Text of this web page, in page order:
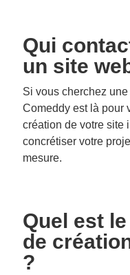
Qui
un site
Si vous cherchez
Comeddy est là pour
création de votre site
concrétiser votre
mesure.
Quel est
de
?